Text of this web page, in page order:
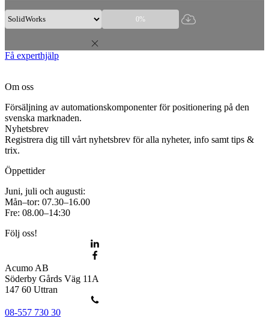
0%
Få experthjälp
Om oss
Försäljning av automationskomponenter för positionering på den
svenska marknaden.
Nyhetsbrev
Registrera dig till vårt nyhetsbrev för alla nyheter, info samt tips &
trix.
Öppettider
Juni, juli och augusti:
Mån–tor: 07.30–16.00
Fre: 08.00–14:30
Följ oss!
Acumo AB
Söderby Gårds Väg 11A
147 60 Uttran
08-557 730 30